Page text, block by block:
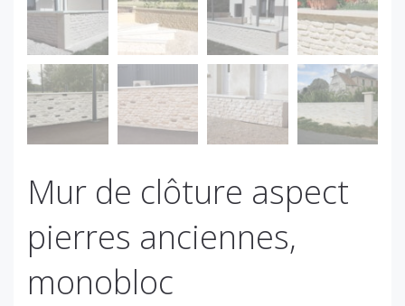
Mur de clôture aspect
pierres anciennes,
monobloc